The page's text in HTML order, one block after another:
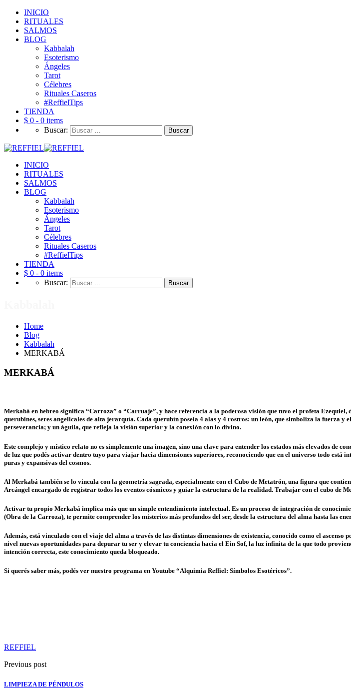
INICIO
RITUALES
SALMOS
BLOG
Kabbalah
Esoterismo
Ángeles
Tarot
Célebres
Rituales Caseros
#ReffielTips
TIENDA
$ 0 - 0 items
Buscar:
INICIO
RITUALES
SALMOS
BLOG
Kabbalah
Esoterismo
Ángeles
Tarot
Célebres
Rituales Caseros
#ReffielTips
TIENDA
$ 0 - 0 items
Buscar:
Home
Blog
Kabbalah
MERKABÁ
MERKABÁ
Merkabá en hebreo significa “Carroza” o “Carruaje”, y hace referencia a la poderosa visión que tuvo el profeta
querubines, seres angelicales de alta jerarquía. Cada querubín poseía 4 alas y 4 rostros: un león, que simboliza la fuerza
perseverancia; y un águila, que refleja la visión superior y la conexión con lo divino.
Este complejo y místico relato no es simplemente una imagen, sino una clave para entender los estados más elevados de
de luz que podés activar dentro tuyo para viajar hacia dimensiones superiores, reconociendo que en el universo todo
puras y expansivas del cosmos.
Al Merkabá también se lo vincula con la geometría sagrada, especialmente con el Cubo de Metatrón, una figura que
Arcángel encargado de registrar todos los eventos cósmicos y guiar la estructura de la realidad. Trabajar con el cubo de
Activar tu propio Merkabá implica más que un simple entendimiento intelectual. Es un proceso de integración de
(Obra de la Carroza), te permite comprender los misterios más profundos del ser, desde la estructura del alma hasta las
Además, está vinculado con el viaje del alma a través de las distintas dimensiones de existencia, conocido como el
nivel nuevas oportunidades para depurar tu ser y elevar tu conciencia hacia el Ein Sof, la luz infinita de la que todo
intención correcta, este conocimiento queda bloqueado.
Si querés saber más, podés ver nuestro programa en Youtube “Alquimia Reffiel: Símbolos Esotéricos”.
REFFIEL
Previous post
LIMPIEZA DE PÉNDULOS